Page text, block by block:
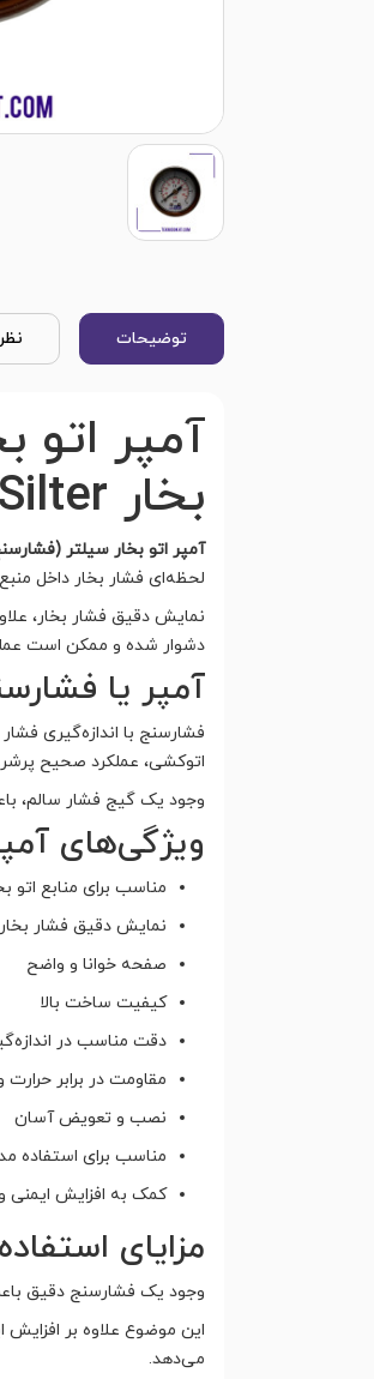
توضیحات
آمپر اتو
بخار Silter
آمپر اتو بخار سیلتر
لحظه‌ای فشار بخار داخل
نمایش دقیق فشار بخار،
دشوار شده و ممکن است
آمپر یا
فشارسنج با اندازه‌گیری
اتوکشی، عملکرد صحیح
وجود یک گیج فشار سالم،
ویژگی‌های
مناسب برای منابع اتو
نمایش دقیق فشار بخار
صفحه خوانا و واضح
کیفیت ساخت بالا
دقت مناسب در
مقاومت در برابر حرارت
نصب و تعویض آسان
مناسب برای استفاده
کمک به افزایش ایمنی
مزایای
وجود یک فشارسنج دقیق
این موضوع علاوه بر
می‌دهد.